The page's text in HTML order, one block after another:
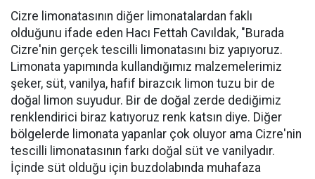
Cizre limonatasının diğer limonatalardan faklı
olduğunu ifade eden Hacı Fettah Cavıldak, "Burada
Cizre'nin gerçek tescilli limonatasını biz yapıyoruz.
Limonata yapımında kullandığımız malzemelerimiz
şeker, süt, vanilya, hafif birazcık limon tuzu bir de
doğal limon suyudur. Bir de doğal zerde dediğimiz
renklendirici biraz katıyoruz renk katsın diye. Diğer
bölgelerde limonata yapanlar çok oluyor ama Cizre'nin
tescilli limonatasının farkı doğal süt ve vanilyadır.
İçinde süt olduğu için buzdolabında muhafaza